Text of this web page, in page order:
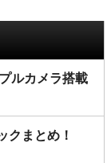
ルカメラ搭載
クまとめ！